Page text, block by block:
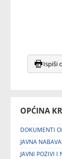
OPĆINA
DOKUMENTI
JAVNA NABAVA
JAVNI POZIVI I
Ispiši